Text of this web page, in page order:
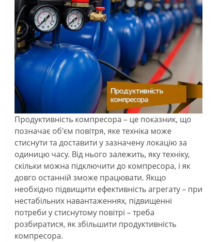
Продуктивність компресора – це показник, що
позначає об'єм повітря, яке техніка може
стиснути та доставити у зазначену локацію за
одиницю часу. Від нього залежить, яку техніку,
скільки можна підключити до компресора, і як
довго останній зможе працювати. Якщо
необхідно підвищити ефективність агрегату – при
нестабільних навантаженнях, підвищенні
потреби у стиснутому повітрі – треба
розбиратися, як збільшити продуктивність
компресора.